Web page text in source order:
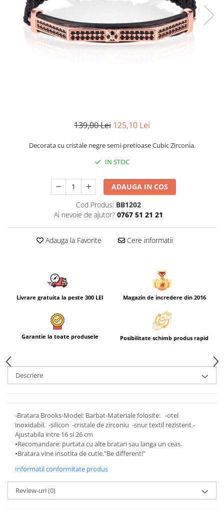
CERCEI
CEASURI DAMA
139,00 Lei 125,10 Lei
Decorata cu cristale negre semi-pretioase Cubic Zirconia.
IN STOC
ADAUGA IN COS
Cod Produs: BB1202
Ai nevoie de ajutor? 0767 51 21 21
Adauga la Favorite Cere informatii
Livrare gratuita la peste 300 LEI Magazin de incredere din 2016
Garantie la toate produsele Posibilitate schimb produs rapid
Descriere
-Bratara Brooks-Model: Barbat-Materiale folosite: -otel
inoxidabil. -silicon -cristale de zirconiu -snur textil rezistent.-
Ajustabila intre 16 si 26 cm
⦁Recomandare: purtata cu alte bratari sau langa un ceas.
⦁Bratara vine insotita de cutie."Be different!"
Informatii conformitate produs
Review-uri(0)